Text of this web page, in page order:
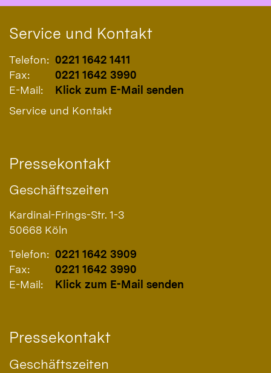
Service und Kontakt
Telefon: 0221 1642 1411
Fax:
0221 1642 3990
E-Mail:
Klick zum E-Mail senden
Service und Kontakt
Pressekontakt
Geschäftszeiten
Kardinal-Frings-Str. 1-3
50668 Köln
Telefon: 0221 1642 3909
Fax:
0221 1642 3990
E-Mail:
Klick zum E-Mail senden
Pressekontakt
Geschäftszeiten